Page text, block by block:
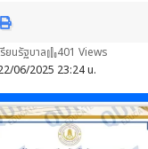
06/2025 23:24 น.
รียนรัฐบาล 401 Views